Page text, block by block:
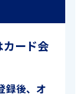
ード会
録後、オ